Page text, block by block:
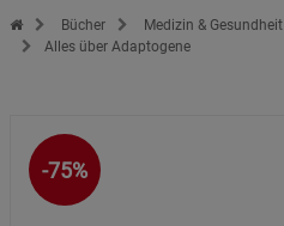
Zur Startseite des Kopp Verlag Online-Shop
Bücher Medizin & Gesundheit
Alles über Adaptogene
-75%